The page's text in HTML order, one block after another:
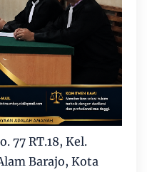
77 RT.18, Kel.
Barajo, Kota